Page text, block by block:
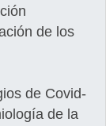
de los
de Covid-
de la